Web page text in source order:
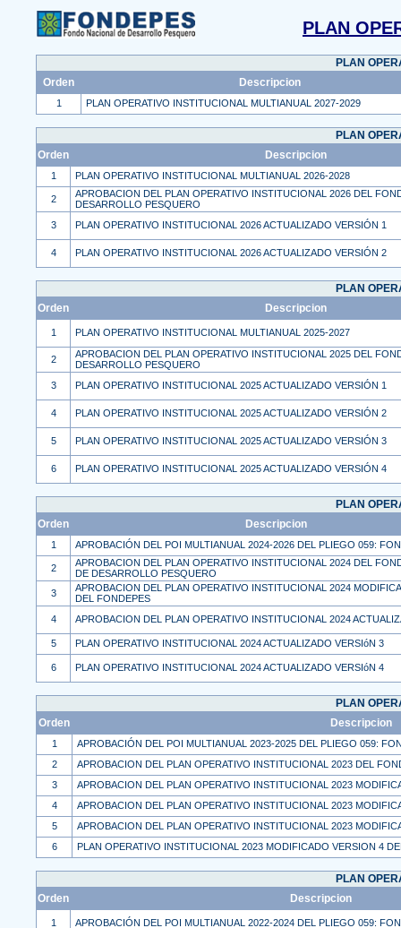
PLAN
PLAN
Orden
Descripcion
1 PLAN OPERATIVO INSTITUCIONAL MULTIANUAL 2027-2029
PLAN
Orden
Descripcion
1 PLAN OPERATIVO INSTITUCIONAL MULTIANUAL 2026-2028
2
APROBACION DEL PLAN OPERATIVO INSTITUCIONAL 2026 DEL
DESARROLLO PESQUERO
3
PLAN OPERATIVO INSTITUCIONAL 2026 ACTUALIZADO VERSIÓN 1
4 PLAN OPERATIVO INSTITUCIONAL 2026 ACTUALIZADO VERSIÓN 2
PLAN
Orden
Descripcion
1 PLAN OPERATIVO INSTITUCIONAL MULTIANUAL 2025-2027
2
APROBACION DEL PLAN OPERATIVO INSTITUCIONAL 2025 DEL
DESARROLLO PESQUERO
3
PLAN OPERATIVO INSTITUCIONAL 2025 ACTUALIZADO VERSIÓN 1
4 PLAN OPERATIVO INSTITUCIONAL 2025 ACTUALIZADO VERSIÓN 2
5 PLAN OPERATIVO INSTITUCIONAL 2025 ACTUALIZADO VERSIÓN 3
6 PLAN OPERATIVO INSTITUCIONAL 2025 ACTUALIZADO VERSIÓN 4
PLAN
Orden
Descripcion
1 APROBACIÓN DEL POI MULTIANUAL 2024-2026 DEL PLIEGO 059:
2
APROBACION DEL PLAN OPERATIVO INSTITUCIONAL 2024 DEL
DE DESARROLLO PESQUERO
3
APROBACION DEL PLAN OPERATIVO INSTITUCIONAL 2024
DEL FONDEPES
4
APROBACION DEL PLAN OPERATIVO INSTITUCIONAL 2024
5 PLAN OPERATIVO INSTITUCIONAL 2024 ACTUALIZADO VERSIóN 3
6 PLAN OPERATIVO INSTITUCIONAL 2024 ACTUALIZADO VERSIóN 4
PLAN
Orden
Descripcion
1
APROBACIÓN DEL POI MULTIANUAL 2023-2025 DEL PLIEGO 059:
2
APROBACION DEL PLAN OPERATIVO INSTITUCIONAL 2023 DEL
3
APROBACION DEL PLAN OPERATIVO INSTITUCIONAL 2023
4
APROBACION DEL PLAN OPERATIVO INSTITUCIONAL 2023
5
APROBACION DEL PLAN OPERATIVO INSTITUCIONAL 2023
6
PLAN OPERATIVO INSTITUCIONAL 2023 MODIFICADO VERSION 4
PLAN
Orden
Descripcion
1 APROBACIÓN DEL POI MULTIANUAL 2022-2024 DEL PLIEGO 059: